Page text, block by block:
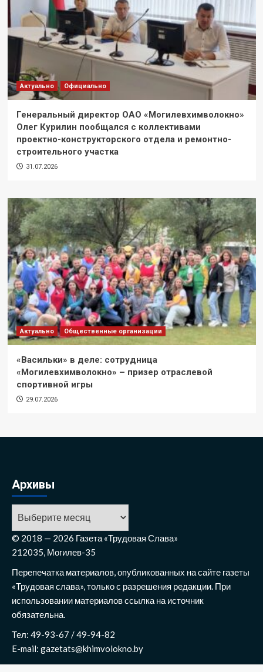
Актуально Официально
Генеральный директор ОАО «Могилевхимволокно»
Олег Курилин пообщался с коллективами
проектно-конструкторского отдела и ремонтно-
строительного участка
31.07.2026
Актуально Общественные организации
«Васильки» в деле: сотрудница
«Могилевхимволокно» – призер отраслевой
спортивной игры
29.07.2026
Архивы
© 2018 — 2026 Газета «Трудовая Слава»
212035, Могилев-35
Перепечатка материалов, опубликованных на сайте газеты
«Трудовая слава», только с разрешения редакции. При
использовании материалов ссылка на источник
обязательна.
Тел: 49-93-67 / 49-94-82
E-mail: gazetats@khimvolokno.by